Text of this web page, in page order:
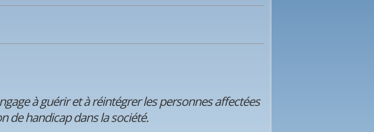
à guérir et à réintégrer les personnes affectées
de handicap dans la société.